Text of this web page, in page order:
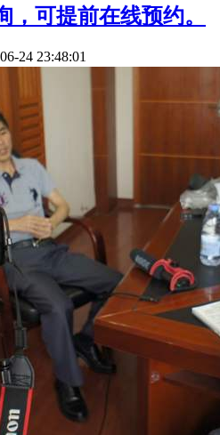
，可提前在线预约。
24 23:48:01